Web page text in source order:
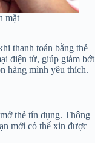
mặt
thanh toán bằng thẻ
điện tử, giúp giảm bớt
hàng mình yêu thích.
thẻ tín dụng. Thông
mới có thể xin được